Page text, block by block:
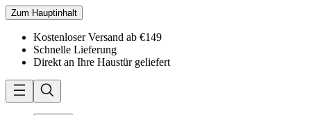
Zum Hauptinhalt
Kostenloser Versand ab €149
Schnelle Lieferung
Direkt an Ihre Haustür geliefert